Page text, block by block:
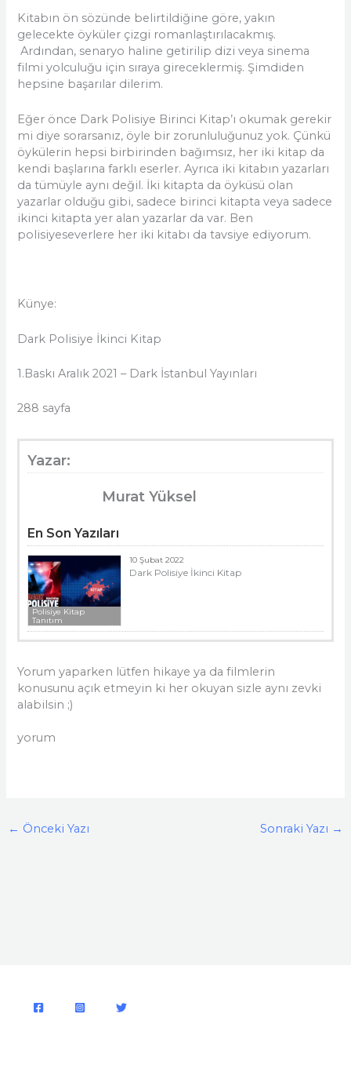
Kitabın ön sözünde belirtildiğine göre, yakın
gelecekte öyküler çizgi romanlaştırılacakmış.
Ardından, senaryo haline getirilip dizi veya sinema
filmi yolculuğu için sıraya gireceklermiş. Şimdiden
hepsine başarılar dilerim.
Eğer önce Dark Polisiye Birinci Kitap’ı okumak gerekir
mi diye sorarsanız, öyle bir zorunluluğunuz yok. Çünkü
öykülerin hepsi birbirinden bağımsız, her iki kitap da
kendi başlarına farklı eserler. Ayrıca iki kitabın yazarları
da tümüyle aynı değil. İki kitapta da öyküsü olan
yazarlar olduğu gibi, sadece birinci kitapta veya sadece
ikinci kitapta yer alan yazarlar da var. Ben
polisiyeseverlere her iki kitabı da tavsiye ediyorum.
Künye:
Dark Polisiye İkinci Kitap
1.Baskı Aralık 2021 – Dark İstanbul Yayınları
288 sayfa
Yazar:
Murat Yüksel
En Son Yazıları
Polisiye Kitap
Tanıtım
10 Şubat 2022
Dark Polisiye İkinci Kitap
Yorum yaparken lütfen hikaye ya da filmlerin
konusunu açık etmeyin ki her okuyan sizle aynı zevki
alabilsin ;)
yorum
← Önceki Yazı Sonraki Yazı →